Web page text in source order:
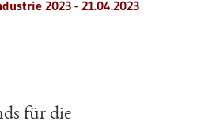
2023 - 21.04.2023
für die